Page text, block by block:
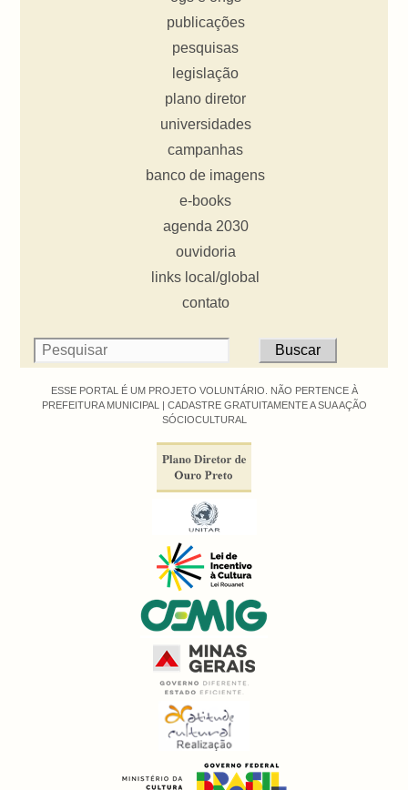
publicações
pesquisas
legislação
plano diretor
universidades
campanhas
banco de imagens
e-books
agenda 2030
ouvidoria
links local/global
contato
ESSE PORTAL É UM PROJETO VOLUNTÁRIO. NÃO PERTENCE À
PREFEITURA MUNICIPAL | CADASTRE GRATUITAMENTE A SUA AÇÃO
SÓCIOCULTURAL